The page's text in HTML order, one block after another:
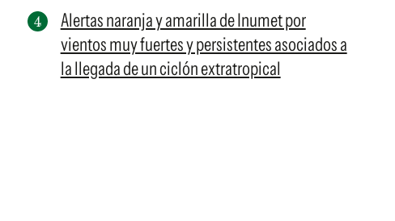
Alertas naranja y amarilla de Inumet por
vientos muy fuertes y persistentes asociados a
la llegada de un ciclón extratropical